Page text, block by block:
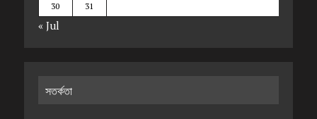
30
31
« Jul
সতর্কতা